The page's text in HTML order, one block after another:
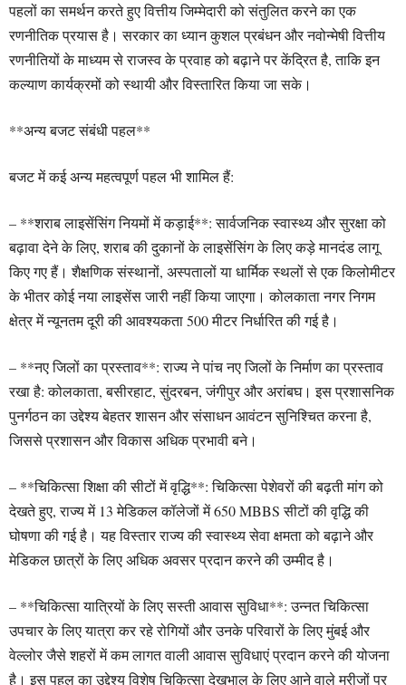
पहलों का समर्थन करते हुए वित्तीय जिम्मेदारी को संतुलित करने का एक
रणनीतिक प्रयास है। सरकार का ध्यान कुशल प्रबंधन और नवोन्मेषी वित्तीय
रणनीतियों के माध्यम से राजस्व के प्रवाह को बढ़ाने पर केंद्रित है, ताकि इन
कल्याण कार्यक्रमों को स्थायी और विस्तारित किया जा सके।
**अन्य बजट संबंधी पहल**
बजट में कई अन्य महत्वपूर्ण पहल भी शामिल हैं:
– **शराब लाइसेंसिंग नियमों में कड़ाई**: सार्वजनिक स्वास्थ्य और सुरक्षा को
बढ़ावा देने के लिए, शराब की दुकानों के लाइसेंसिंग के लिए कड़े मानदंड लागू
किए गए हैं। शैक्षणिक संस्थानों, अस्पतालों या धार्मिक स्थलों से एक किलोमीटर
के भीतर कोई नया लाइसेंस जारी नहीं किया जाएगा। कोलकाता नगर निगम
क्षेत्र में न्यूनतम दूरी की आवश्यकता 500 मीटर निर्धारित की गई है।
– **नए जिलों का प्रस्ताव**: राज्य ने पांच नए जिलों के निर्माण का प्रस्ताव
रखा है: कोलकाता, बसीरहाट, सुंदरबन, जंगीपुर और अरांबघ। इस प्रशासनिक
पुनर्गठन का उद्देश्य बेहतर शासन और संसाधन आवंटन सुनिश्चित करना है,
जिससे प्रशासन और विकास अधिक प्रभावी बने।
– **चिकित्सा शिक्षा की सीटों में वृद्धि**: चिकित्सा पेशेवरों की बढ़ती मांग को
देखते हुए, राज्य में 13 मेडिकल कॉलेजों में 650 MBBS सीटों की वृद्धि की
घोषणा की गई है। यह विस्तार राज्य की स्वास्थ्य सेवा क्षमता को बढ़ाने और
मेडिकल छात्रों के लिए अधिक अवसर प्रदान करने की उम्मीद है।
– **चिकित्सा यात्रियों के लिए सस्ती आवास सुविधा**: उन्नत चिकित्सा
उपचार के लिए यात्रा कर रहे रोगियों और उनके परिवारों के लिए मुंबई और
वेल्लोर जैसे शहरों में कम लागत वाली आवास सुविधाएं प्रदान करने की योजना
है। इस पहल का उद्देश्य विशेष चिकित्सा देखभाल के लिए आने वाले मरीजों पर